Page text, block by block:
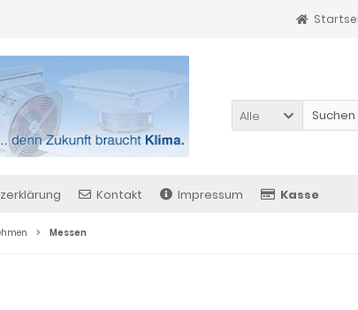
Alle
Kontakt Impressum Kasse
Messen